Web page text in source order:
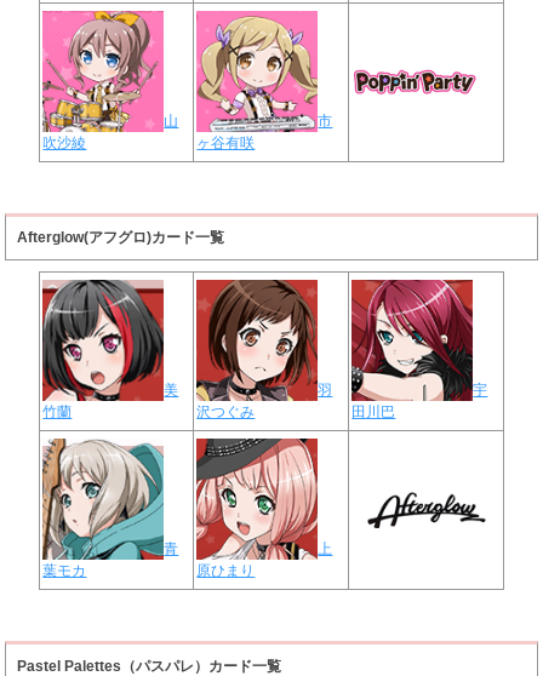
山
吹沙綾
市
ヶ谷有咲
Afterglow(アフグロ)カード一覧
美
竹蘭
羽
沢つぐみ
宇
田川巴
青
葉モカ
上
原ひまり
Pastel Palettes（パスパレ）カード一覧